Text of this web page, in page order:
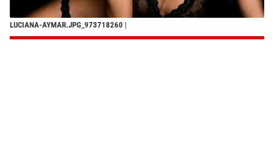
LUCIANA-AYMAR.JPG_973718260 |